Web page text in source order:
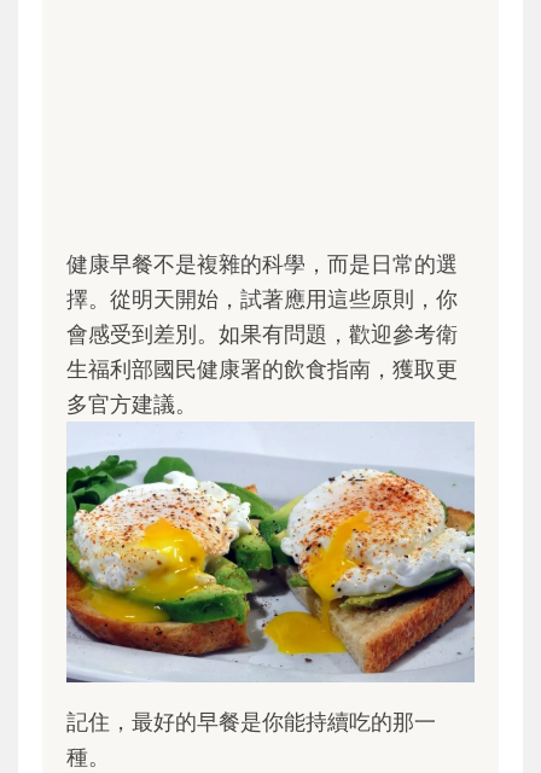
健康早餐不是複雜的科學，而是日常的選
擇。從明天開始，試著應用這些原則，你
會感受到差別。如果有問題，歡迎參考衛
生福利部國民健康署的飲食指南，獲取更
多官方建議。
記住，最好的早餐是你能持續吃的那一
種。